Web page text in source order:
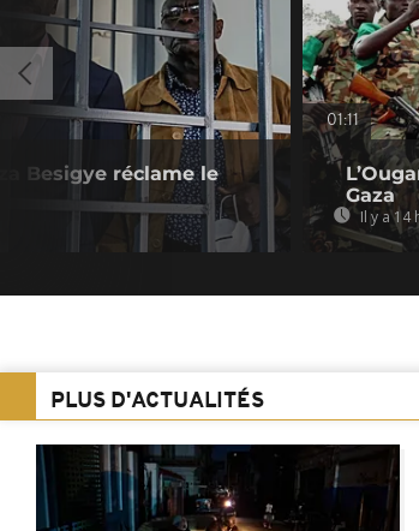
Besigye réclame le
01:11
Gaza
Il y a 14
PLUS D'ACTUALITÉS